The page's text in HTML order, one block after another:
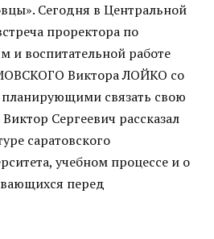
Сегодня в Центральной
проректора по
и воспитательной работе
Виктора ЛОЙКО со
связать свою
Сергеевич рассказал
саратовского
учебном процессе и о
перед